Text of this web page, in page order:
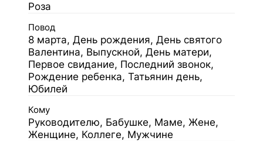
Роза
Повод
8 марта, День рождения, День святого
Валентина, Выпускной, День матери,
Первое свидание, Последний звонок,
Рождение ребенка, Татьянин день,
Юбилей
Кому
Руководителю, Бабушке, Маме, Жене,
Женщине, Коллеге, Мужчине